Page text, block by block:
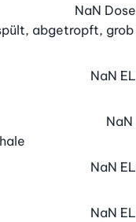
abgetropft, grob
NaN Dose
NaN EL
NaN
NaN EL
NaN EL